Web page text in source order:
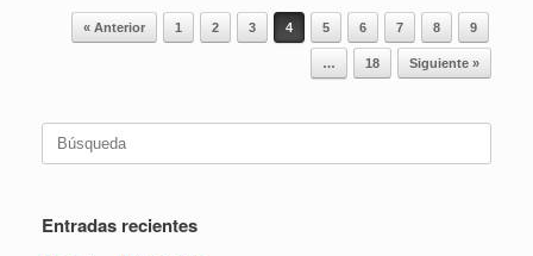
Navegador de artículos
« Anterior 1 2 3 4 5 6 7 8 9
… 18 Siguiente »
Buscar:
Entradas recientes